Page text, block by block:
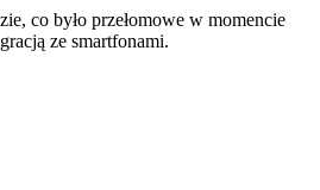
co było przełomowe w momencie
ze smartfonami.